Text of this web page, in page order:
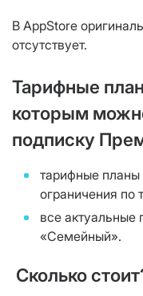
В AppStore
отсутствует.
Тарифные
которым
подписку
тарифные планы
ограничения по
все актуальные
«Семейный».
Сколько